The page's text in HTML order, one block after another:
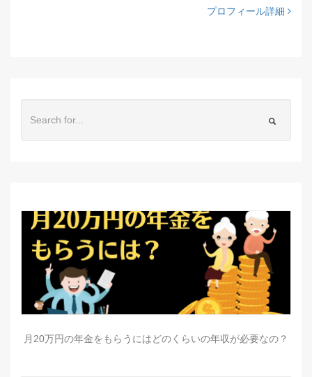
プロフィール詳細
月20万円の年金をもらうにはどのくらいの年収が必要なの？